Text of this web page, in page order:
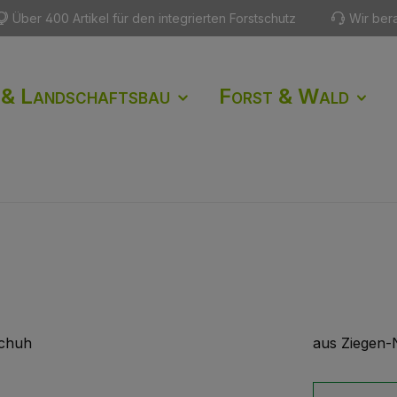
Über 400 Artikel für den integrierten Forstschutz Wir
Landschaftsbau Forst & Wald
aus Ziegen-